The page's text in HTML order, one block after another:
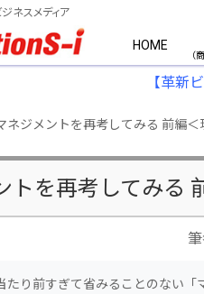
ネスメディア
HOME
【革新
ネジメントを再考してみる 前編
トを再考してみる
たり前すぎて省みることのない「